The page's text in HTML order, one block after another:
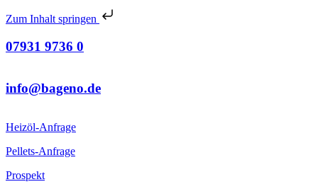
Zum Inhalt springen
07931 9736 0
info@bageno.de
Heizöl-Anfrage
Pellets-Anfrage
Prospekt